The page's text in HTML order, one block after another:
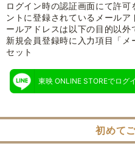
ログイン時の認証画面にて許
ントに登録されているメール
ールアドレスは以下の目的以外
新規会員登録時に入力項目「
セット
東映 ONLINE STOREでログ
初めて